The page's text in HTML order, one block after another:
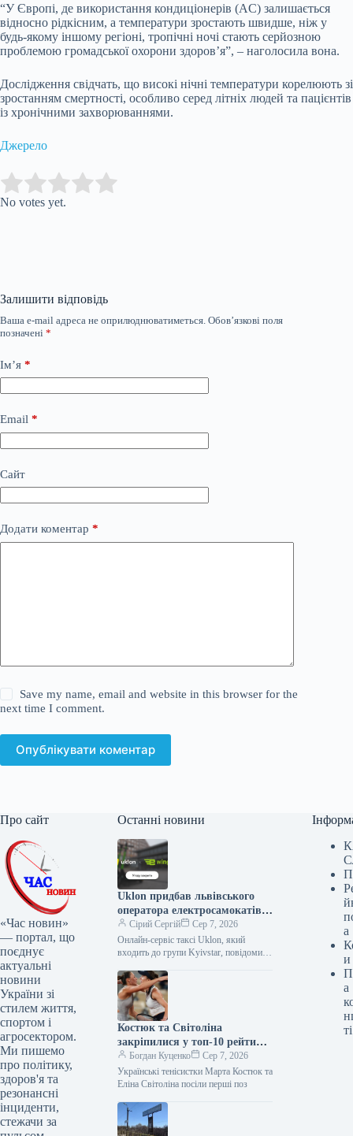
“У Європі, де використання кондиціонерів (AC) залишається
відносно рідкісним, а температури зростають швидше, ніж у
будь-якому іншому регіоні, тропічні ночі стають серйозною
проблемою громадської охорони здоров’я”, – наголосила вона.
Дослідження свідчать, що високі нічні температури корелюють зі
зростанням смертності, особливо серед літніх людей та пацієнтів
із хронічними захворюваннями.
Джерело
Rate this item:
No votes yet.
Залишити відповідь
Ваша e-mail адреса не оприлюднюватиметься. Обов’язкові поля
позначені *
Ім’я *
Email *
Сайт
Додати коментар *
Save my name, email and website in this browser for the
next time I comment.
Опублікувати коментар
Про сайт
«Час новин»
— портал, що
поєднує
актуальні
новини
України зі
стилем життя,
спортом і
агросектором.
Ми пишемо
про політику,
здоров'я та
резонансні
інциденти,
стежачи за
Останні новини
Uklon придбав львівського
оператора електросамокатів
e-Wings за 97,6 млн грн
Сірий Сергій
Сер 7, 2026
Онлайн-сервіс таксі Uklon, який
входить до групи Kyivstar, повідомив
корпоративних прав львівської
компанії-оператора
Костюк та Світоліна
закріпилися у топ-10 рейтингу
форми сезону yElo
Богдан Куценко
Сер 7, 2026
Українські тенісистки Марта Костюк та
Еліна Світоліна посіли перші поз
а
и
а
ті